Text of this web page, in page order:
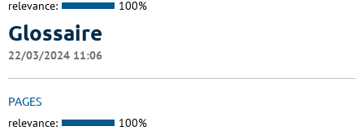
relevance: 100%
Glossaire
22/03/2024 11:06
PAGES
relevance: 100%